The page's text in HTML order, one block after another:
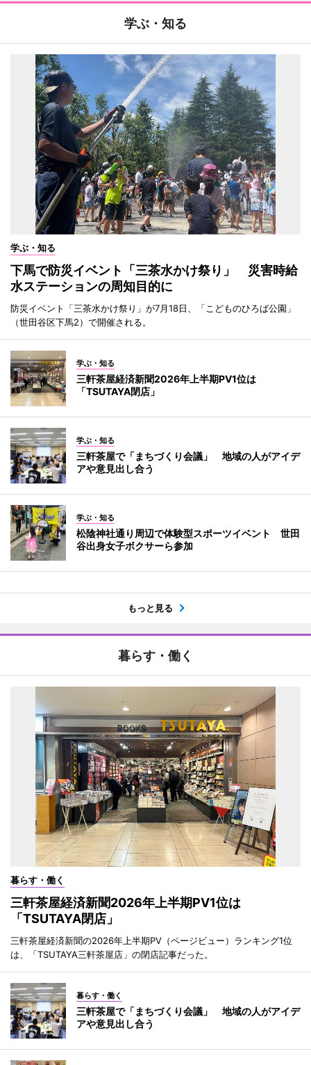
学ぶ・知る
学ぶ・知る
下馬で防災イベント「三茶水かけ祭り」 災害時給
水ステーションの周知目的に
防災イベント「三茶水かけ祭り」が7月18日、「こどものひろば公園」
（世田谷区下馬2）で開催される。
学ぶ・知る
三軒茶屋経済新聞2026年上半期PV1位は
「TSUTAYA閉店」
学ぶ・知る
三軒茶屋で「まちづくり会議」 地域の人がアイデ
アや意見出し合う
学ぶ・知る
松陰神社通り周辺で体験型スポーツイベント 世田
谷出身女子ボクサーら参加
もっと見る
暮らす・働く
暮らす・働く
三軒茶屋経済新聞2026年上半期PV1位は
「TSUTAYA閉店」
三軒茶屋経済新聞の2026年上半期PV（ページビュー）ランキング1位
は、「TSUTAYA三軒茶屋店」の閉店記事だった。
暮らす・働く
三軒茶屋で「まちづくり会議」 地域の人がアイデ
アや意見出し合う